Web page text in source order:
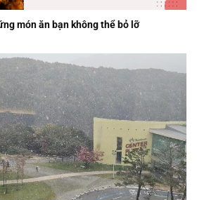
món ăn bạn không thể bỏ lỡ